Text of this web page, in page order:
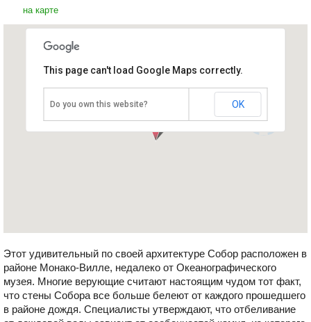
на карте
Кафедральный Собор Св.
This page can't load Google Maps correctly.
Do you own this website? OK
Этот удивительный по своей архитектуре Собор расположен в
районе Монако-Вилле, недалеко от Океанографического
музея. Многие верующие считают настоящим чудом тот факт,
что стены Собора все больше белеют от каждого прошедшего
в районе дождя. Специалисты утверждают, что отбеливание